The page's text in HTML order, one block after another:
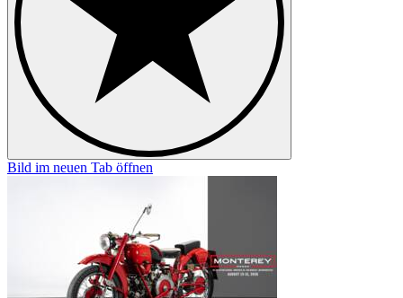
Bild im neuen Tab öffnen